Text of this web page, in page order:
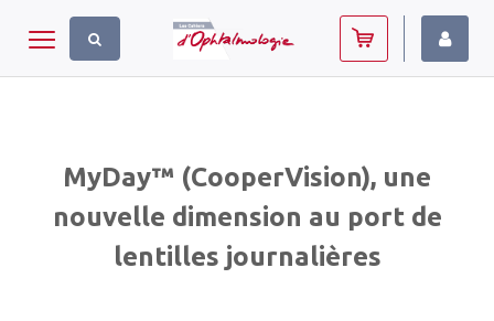
Toggle navigation
MyDay™ (CooperVision), une
nouvelle dimension au port de
lentilles journalières
Panneau de gestion des cookies